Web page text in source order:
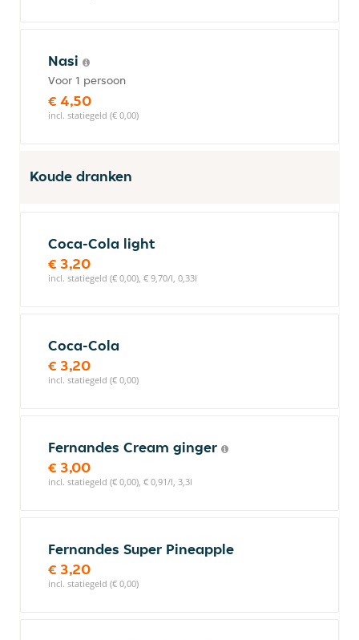
Nasi
Voor 1 persoon
€ 4,50
incl. statiegeld (€ 0,00)
Koude dranken
Coca-Cola light
€ 3,20
incl. statiegeld (€ 0,00), € 9,70/l, 0,33l
Coca-Cola
€ 3,20
incl. statiegeld (€ 0,00)
Fernandes Cream ginger
€ 3,00
incl. statiegeld (€ 0,00), € 0,91/l, 3,3l
Fernandes Super Pineapple
€ 3,20
incl. statiegeld (€ 0,00)